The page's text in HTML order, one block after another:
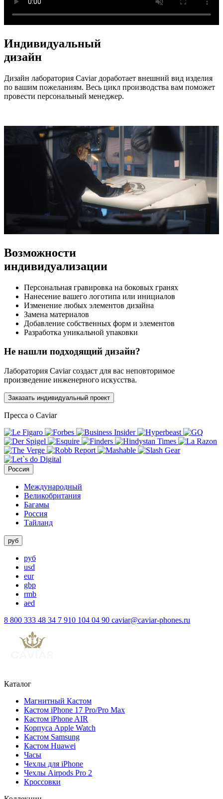
Индивидуальный
дизайн
Дизайн лаборатория Caviar доработает внешний вид изделия
по вашим пожеланиям. Весь цикл производства вам поможет
провести персональный менеджер.
Возможности
индивидуализации
Персональная гравировка на боковых гранях
Нанесение вашего логотипа или инициалов
Изменение любых элементов дизайна
Замена материалов
Добавление собственных форм и элементов
Разработка уникальной упаковки
Не нашли подходящий дизайн?
Лаборатория Caviar создаст для вас неповторимое
произведение инженерного искусства.
Заказать индивидуальный проект
Пресса о Caviar
Россия
Международный
Великобритания
Багамы
Россия
Тайланд
руб
руб
usd
eur
gbp
rmb
aed
8 800 333 48 34 7 910 104 04 90 caviar@caviar-phones.ru
Каталог
Магнитный Кастом
Кастом iPhone 17 Pro/Pro Max
Кастом iPhone AIR
Корпуса Apple Watch
Кастом Samsung
Кастом Huawei
Часы
Чехлы для iPhone
Чехлы Airpods Pro 2
Кроссовки